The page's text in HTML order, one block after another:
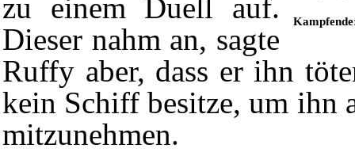
zu einem Duell auf.
Dieser nahm an, sagte
Ruffy aber, dass er ihn
kein Schiff besitze, um ihn
mitzunehmen.